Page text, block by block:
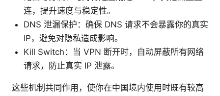
连，提升速度与稳定性。
DNS 泄漏保护：确保 DNS 请求不会暴露你的真实
IP，避免对隐私造成影响。
Kill Switch：当 VPN 断开时，自动屏蔽所有网络
请求，防止真实 IP 泄露。
这些机制共同作用，使你在中国境内使用时既有较高